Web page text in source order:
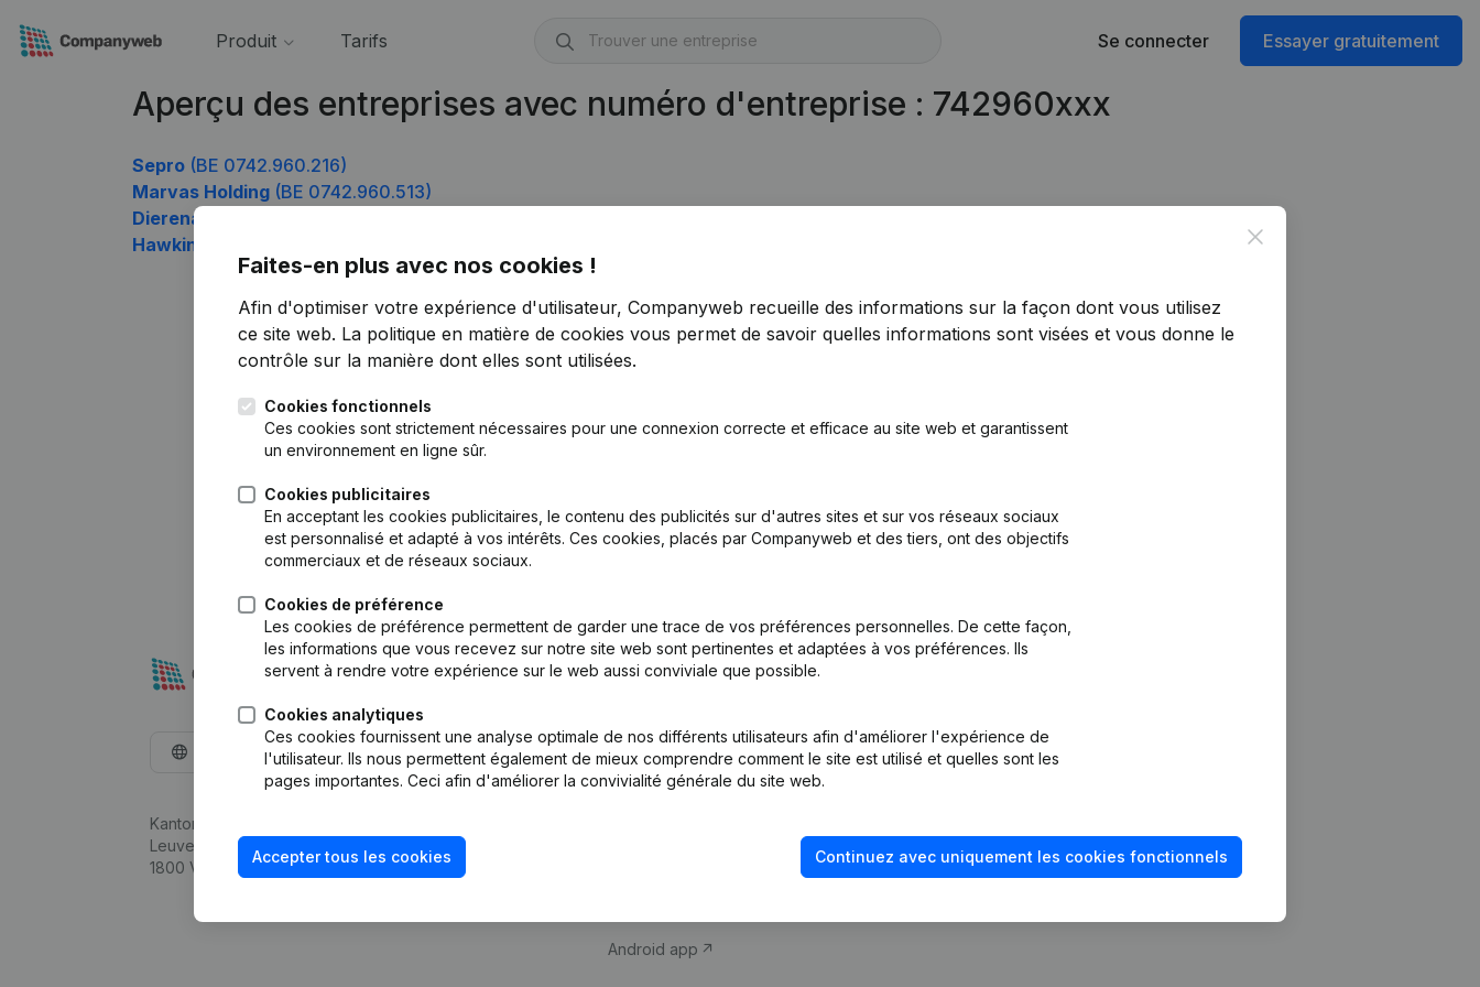
Produit Tarifs Se connecter Essayer gratuitement
Aperçu des entreprises avec numéro d'entreprise : 742960xxx
Sepro (BE 0742.960.216)
Marvas Holding (BE 0742.960.513)
Dierenarts Fleur Mennes
Hawkins
Close
Faites-en plus avec nos cookies !
Afin d'optimiser votre expérience d'utilisateur, Companyweb recueille des informations sur la façon dont vous utilisez
ce site web. La politique en matière de cookies vous permet de savoir quelles informations sont visées et vous donne le
contrôle sur la manière dont elles sont utilisées.
Cookies fonctionnels
Ces cookies sont strictement nécessaires pour une connexion correcte et efficace au site web et garantissent
un environnement en ligne sûr.
Cookies publicitaires
En acceptant les cookies publicitaires, le contenu des publicités sur d'autres sites et sur vos réseaux sociaux
est personnalisé et adapté à vos intérêts. Ces cookies, placés par Companyweb et des tiers, ont des objectifs
commerciaux et de réseaux sociaux.
Cookies de préférence
Les cookies de préférence permettent de garder une trace de vos préférences personnelles. De cette façon,
les informations que vous recevez sur notre site web sont pertinentes et adaptées à vos préférences. Ils
servent à rendre votre expérience sur le web aussi conviviale que possible.
Cookies analytiques
Ces cookies fournissent une analyse optimale de nos différents utilisateurs afin d'améliorer l'expérience de
l'utilisateur. Ils nous permettent également de mieux comprendre comment le site est utilisé et quelles sont les
pages importantes. Ceci afin d'améliorer la convivialité générale du site web.
Accepter tous les cookies Continuez avec uniquement les cookies fonctionnels
Français
Kantorenpark Everest
Leuvensesteenweg 248D,
1800 Vilvoorde
Produit
d’entreprise
Monitoring
Android app
fraude
Consulter des comptes annuels
Vérification de la solvabilité